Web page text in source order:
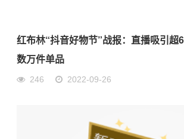
红布林“抖音好物节”战报：直播吸引超
数万件单品
246 2022-09-26